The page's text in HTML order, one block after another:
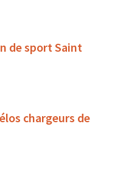
de sport Saint
chargeurs de